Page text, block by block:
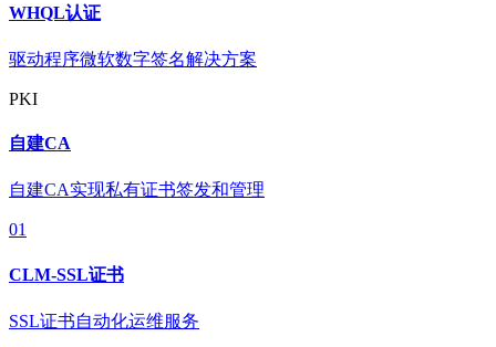
WHQL认证
驱动程序微软数字签名解决方案
PKI
自建CA
自建CA实现私有证书签发和管理
01
CLM-SSL证书
SSL证书自动化运维服务